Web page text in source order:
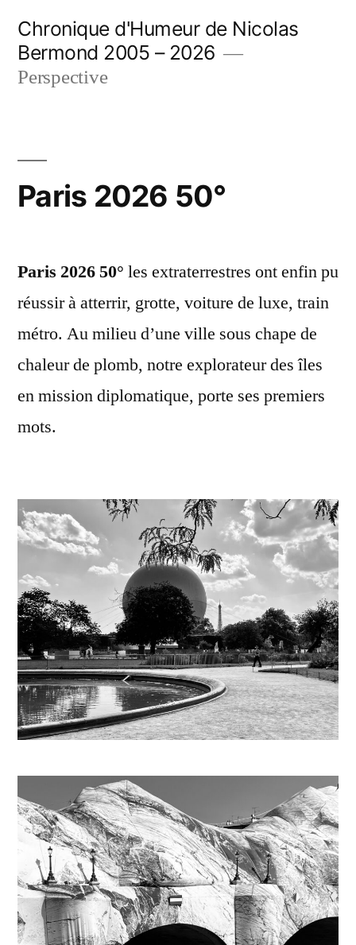
contenu
Chronique d'Humeur de Nicolas
Bermond 2005 – 2026
Perspective
Paris 2026 50°
Paris 2026 50° les extraterrestres ont enfin pu
réussir à atterrir, grotte, voiture de luxe, train
métro. Au milieu d’une ville sous chape de
chaleur de plomb, notre explorateur des îles
en mission diplomatique, porte ses premiers
mots.